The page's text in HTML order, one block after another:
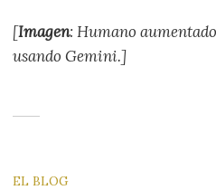
[Imagen: Humano
usando Gemini.]
EL BLOG